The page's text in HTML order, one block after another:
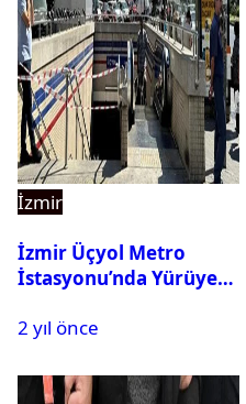
İzmir
İzmir Üçyol Metro
İstasyonu’nda Yürüyen
Yaralandı
2 yıl önce